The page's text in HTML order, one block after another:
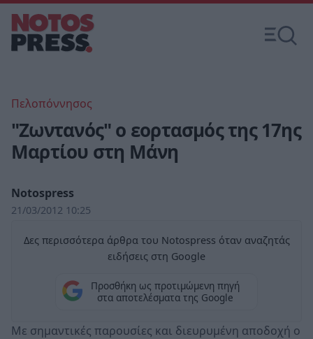
Πελοπόννησος
"Ζωντανός" ο εορτασμός της 17ης
Μαρτίου στη Μάνη
Notospress
21/03/2012 10:25
Δες περισσότερα άρθρα του Notospress όταν αναζητάς
ειδήσεις στη Google
Προσθήκη ως προτιμώμενη πηγή
στα αποτελέσματα της Google
Με σημαντικές παρουσίες και διευρυμένη αποδοχή ο